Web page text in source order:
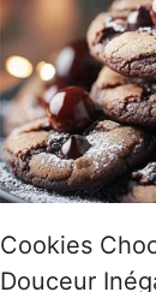
Cookies
Douceur